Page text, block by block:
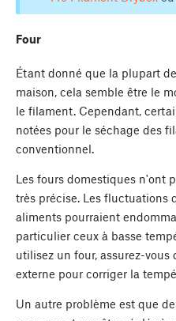
Four
Étant donné que la plupart
maison, cela semble être le
le filament. Cependant,
notées pour le séchage des
conventionnel.
Les fours domestiques n'ont
très précise. Les fluctuations
aliments pourraient
particulier ceux à basse
utilisez un four, assurez-vous
externe pour corriger la
Un autre problème est que